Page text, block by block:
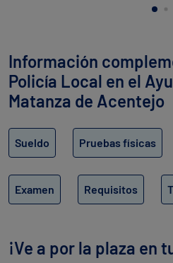
Información
Policía Local en el
Matanza de Acentejo
Sueldo Pruebas físicas
Examen Requisitos
¡Ve a por la plaza en